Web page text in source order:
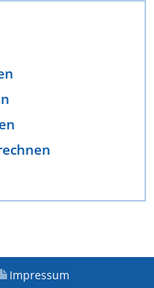
Impressum